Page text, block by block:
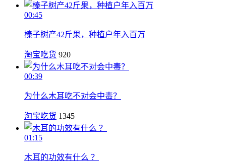
00:45
榛子树产42斤果，种植户年入百万
淘宝吃货 920
00:39
为什么木耳吃不对会中毒？
淘宝吃货 1345
01:15
木耳的功效有什么 ？